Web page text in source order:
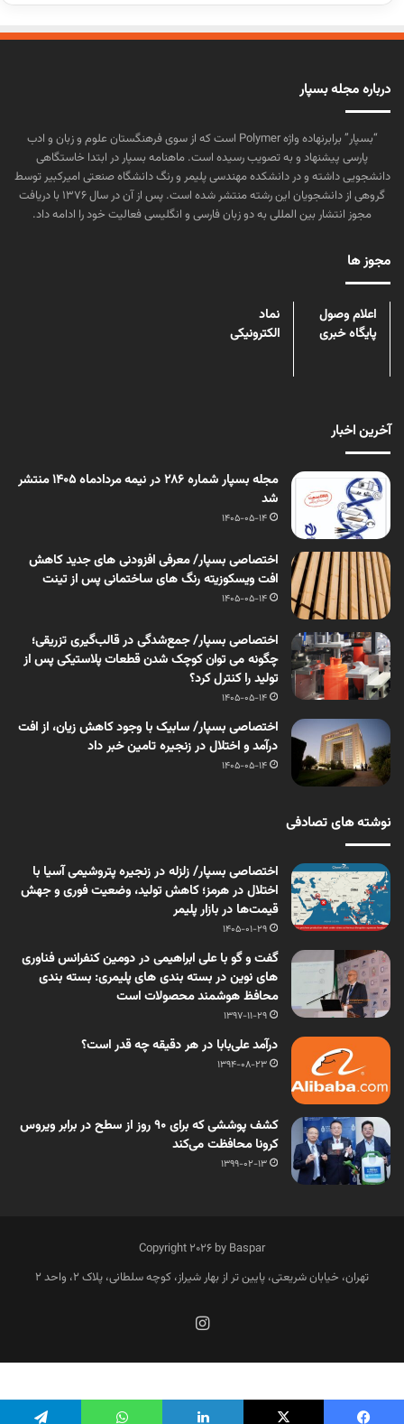
درباره مجله بسپار
“بسپار” برابرنهاده واژه Polymer است که از سوی فرهنگستان علوم و زبان و ادب
پارسی پیشنهاد و به تصویب رسیده است. ماهنامه بسپار در ابتدا خاستگاهی
دانشجویی داشته و در دانشکده مهندسی پلیمر و رنگ دانشگاه صنعتی امیرکبیر توسط
گروهی از دانشجویان این رشته منتشر شده است. پس از آن در سال ۱۳۷۶ با دریافت
مجوز انتشار بین المللی به دو زبان فارسی و انگلیسی فعالیت خود را ادامه داد.
مجوز ها
اعلام وصول
پایگاه خبری
نماد
الکترونیکی
آخرین اخبار
مجله بسپار شماره 286 در نیمه مردادماه 1405 منتشر
شد
1405-05-14
اختصاصی بسپار/ معرفی افزودنی های جدید کاهش
افت ویسکوزیته رنگ های ساختمانی پس از تینت
1405-05-14
اختصاصی بسپار/ جمع‌شدگی در قالب‌گیری تزریقی؛
چگونه می توان کوچک شدن قطعات پلاستیکی پس از
تولید را کنترل کرد؟
1405-05-14
اختصاصی بسپار/ سابیک با وجود کاهش زیان، از افت
درآمد و اختلال در زنجیره تامین خبر داد
1405-05-14
نوشته های تصادفی
اختصاصی بسپار/ زلزله در زنجیره پتروشیمی آسیا با
اختلال در هرمز؛ کاهش تولید، وضعیت فوری و جهش
قیمت‌ها در بازار پلیمر
1405-01-29
گفت و گو با علی ابراهیمی در دومین کنفرانس فناوری
های نوین در بسته بندی های پلیمری: بسته بندی
محافظ هوشمند محصولات است
1397-11-29
درآمد علی‌بابا در هر دقیقه چه قدر است؟
1394-08-23
کشف پوششی که برای 90 روز از سطح در برابر ویروس
کرونا محافظت می‌کند
1399-02-13
Copyright 2026 by Baspar
تهران، خیابان شریعتی، پایین تر از بهار شیراز، کوچه سلطانی، پلاک 2، واحد 2
فارسی